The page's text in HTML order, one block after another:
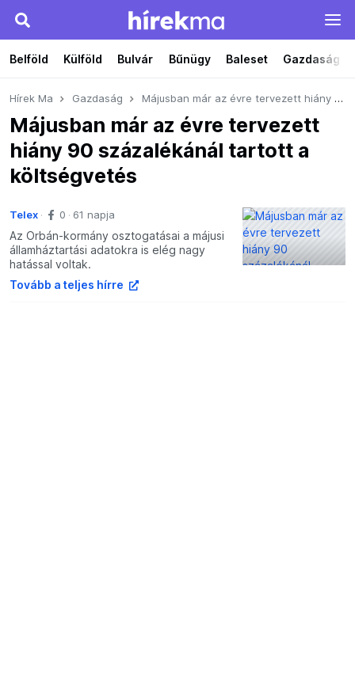
Belföld Külföld Bulvár Bűnügy Baleset Gazdaság
Hírek Ma Gazdaság Májusban már az évre tervezett hiány 90 százalékánál tartott a költségvetés
Májusban már az évre tervezett
hiány 90 százalékánál tartott a
költségvetés
Telex 0 61 napja
Az Orbán-kormány osztogatásai a májusi
államháztartási adatokra is elég nagy
hatással voltak.
Tovább a teljes hírre